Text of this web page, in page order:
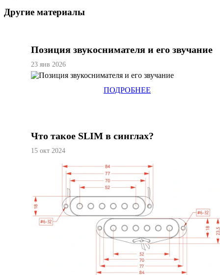
Другие материалы
Позиция звукоснимателя и его звучание
23 янв 2026
ПОДРОБНЕЕ
Что такое SLIM в синглах?
15 окт 2024